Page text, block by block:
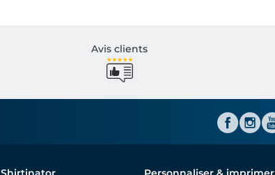
Avis clients